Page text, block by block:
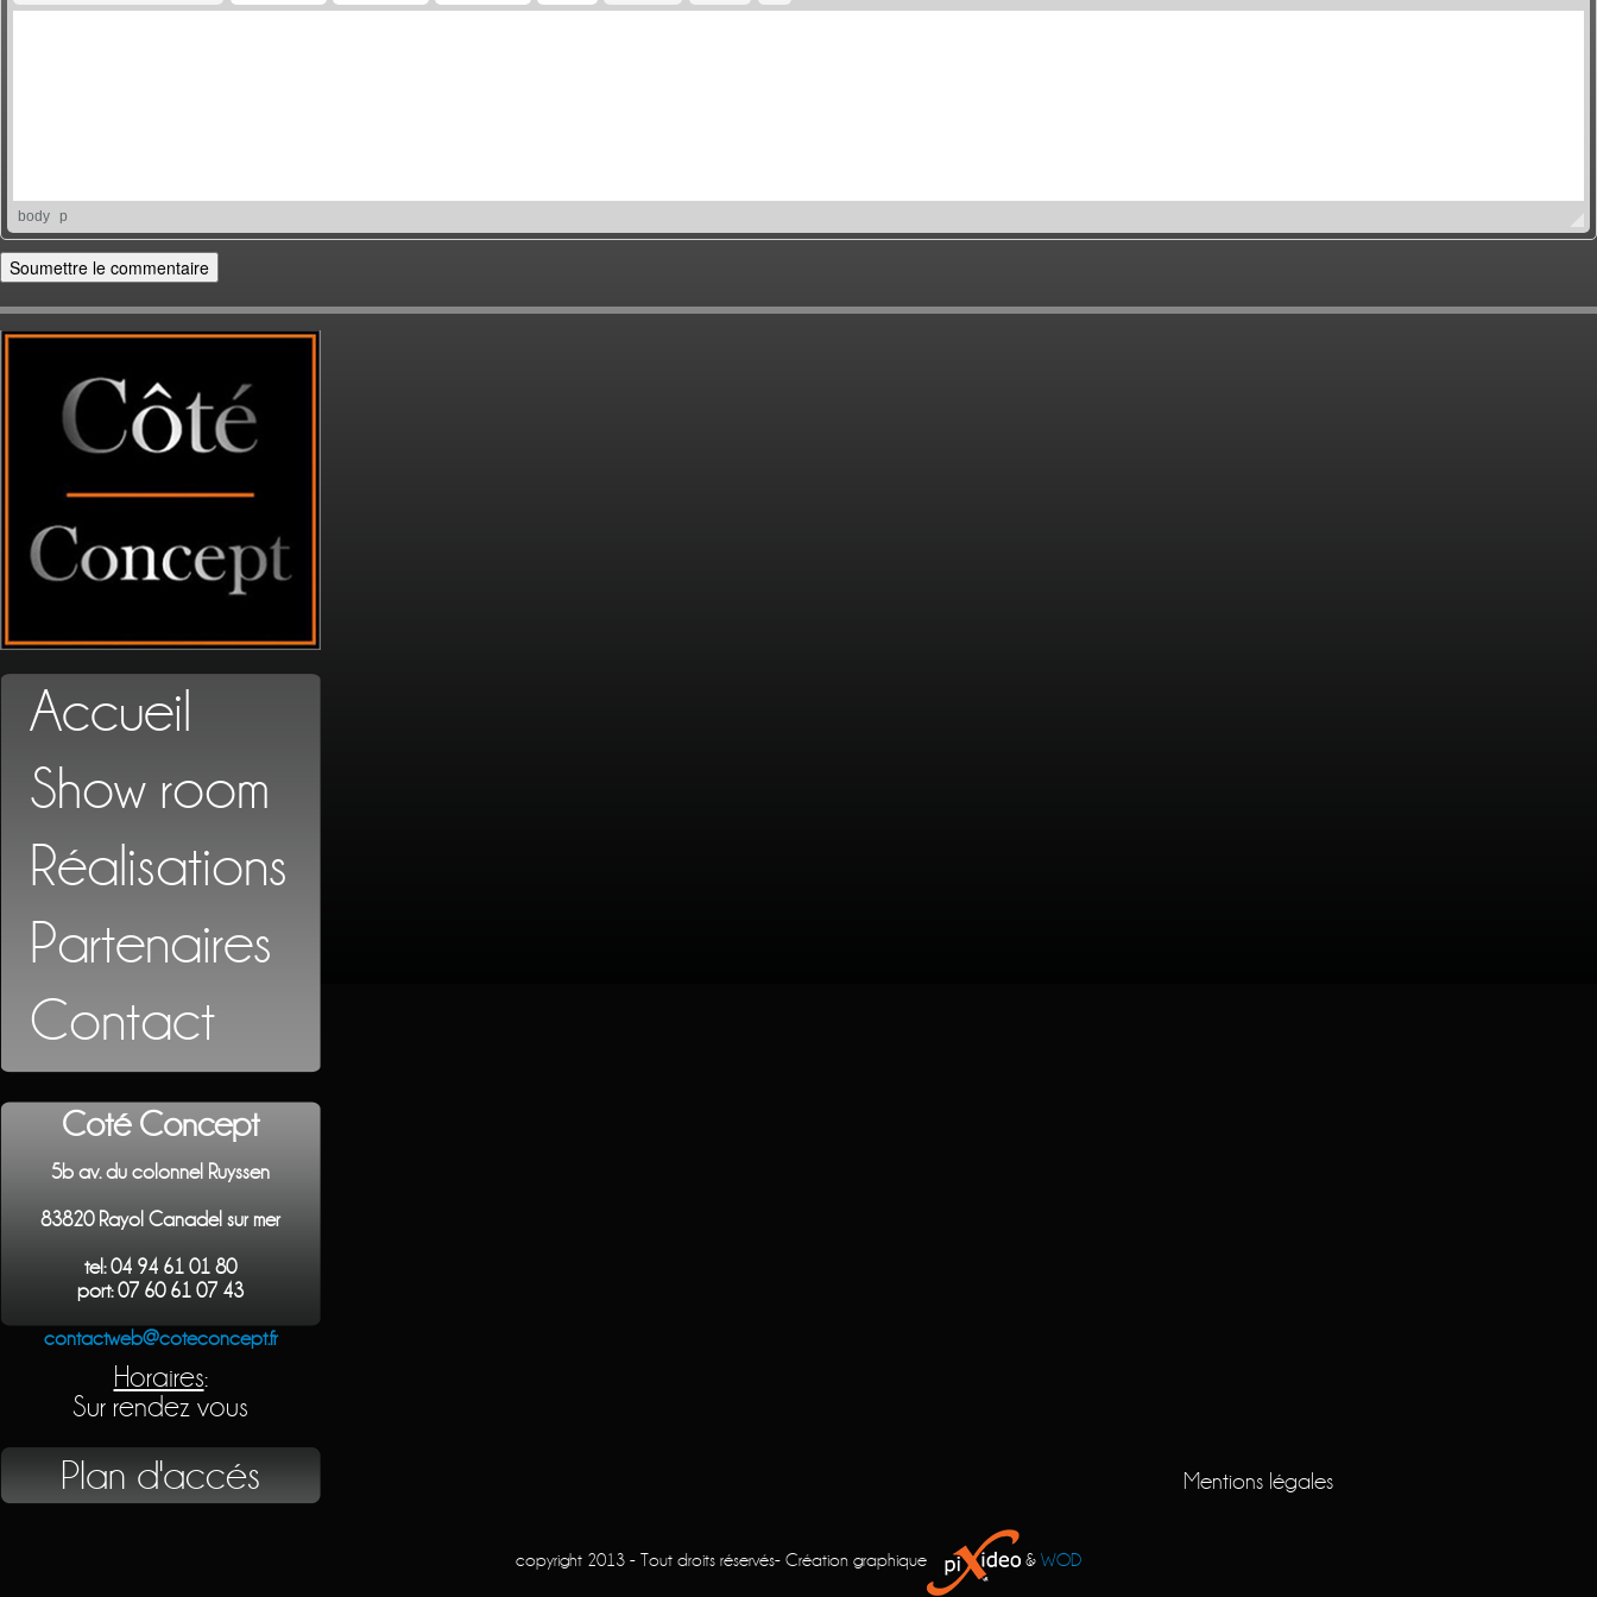
body p
Accueil
Show room
Réalisations
Partenaires
Contact
Coté Concept
5b av. du colonnel Ruyssen
83820 Rayol Canadel sur mer
tel: 04 94 61 01 80
port: 07 60 61 07 43
contactweb@coteconcept.fr
Horaires:
Sur rendez vous
Plan d'accés Mentions légales
copyright 2013 - Tout droits réservés- Création graphique & WOD